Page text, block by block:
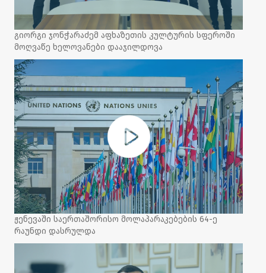
გიორგი ჯონჭარაძემ აფხაზეთის კულტურის სფეროში
მოღვაწე ხელოვანები დააჯილდოვა
ჟენევაში საერთაშორისო მოლაპარაკებების 64-ე
რაუნდი დასრულდა